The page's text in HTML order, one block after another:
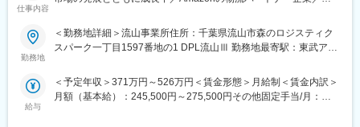
■キャリアパス：
を想定しておりますので、基本的に異動はございません。
（当時）の環境部門が独立して設立された日立グループの会社で
す。当社の事業は環境管理業務（測定・分析・緑化・設備管理・
仕事内容
／高い有給消化率／売上高前年比128％増】
■業務内容：
きます。
（1）大手ECなどの物流拠点にて入荷から出荷までの工程を管理
勤務地
＜勤務地詳細＞流山事業所住所：千葉県流山市森のロジスティク
スパーク一丁目1597番地の1 DPL流山Ⅲ 勤務地最寄駅：東武アー
り変更の範囲：会社の定める事業所
給与
＜予定年収＞371万円～526万円＜賃金形態＞月給制＜賃金内訳＞
月額（基本給）：245,500円～275,500円その他固定手当/月：